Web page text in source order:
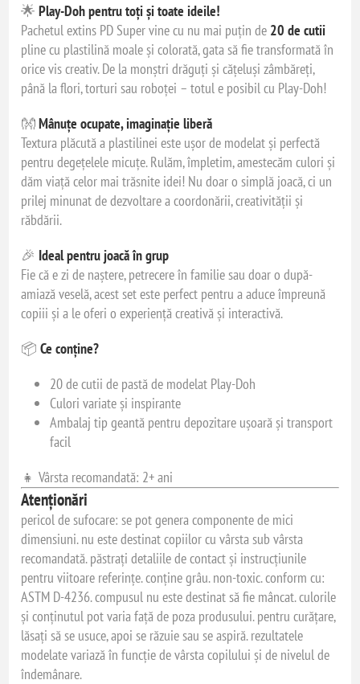
🌟Play-Doh pentru toți și toate ideile!
Pachetul extins PD Super vine cu nu mai puțin de 20 de cutii
pline cu plastilină moale și colorată, gata să fie transformată în
orice vis creativ. De la monștri drăguți și cățeluși zâmbăreți,
până la flori, torturi sau roboței – totul e posibil cu Play-Doh!
👐Mânuțe ocupate, imaginație liberă
Textura plăcută a plastilinei este ușor de modelat și perfectă
pentru degețelele micuțe. Rulăm, împletim, amestecăm culori și
dăm viață celor mai trăsnite idei! Nu doar o simplă joacă, ci un
prilej minunat de dezvoltare a coordonării, creativității și
răbdării.
🎉 Ideal pentru joacă în grup
Fie că e zi de naștere, petrecere în familie sau doar o după-
amiază veselă, acest set este perfect pentru a aduce împreună
copiii și a le oferi o experiență creativă și interactivă.
📦Ce conține?
20 de cutii de pastă de modelat Play-Doh
Culori variate și inspirante
Ambalaj tip geantă pentru depozitare ușoară și transport
facil
👧 Vârsta recomandată: 2+ ani
Atenționări
pericol de sufocare: se pot genera componente de mici
dimensiuni. nu este destinat copiilor cu vârsta sub vârsta
recomandată. păstrați detaliile de contact și instrucțiunile
pentru viitoare referințe. conține grâu. non-toxic. conform cu:
ASTM D-4236. compusul nu este destinat să fie mâncat. culorile
și conținutul pot varia față de poza produsului. pentru curățare,
lăsați să se usuce, apoi se răzuie sau se aspiră. rezultatele
modelate variază în funcție de vârsta copilului și de nivelul de
îndemânare.